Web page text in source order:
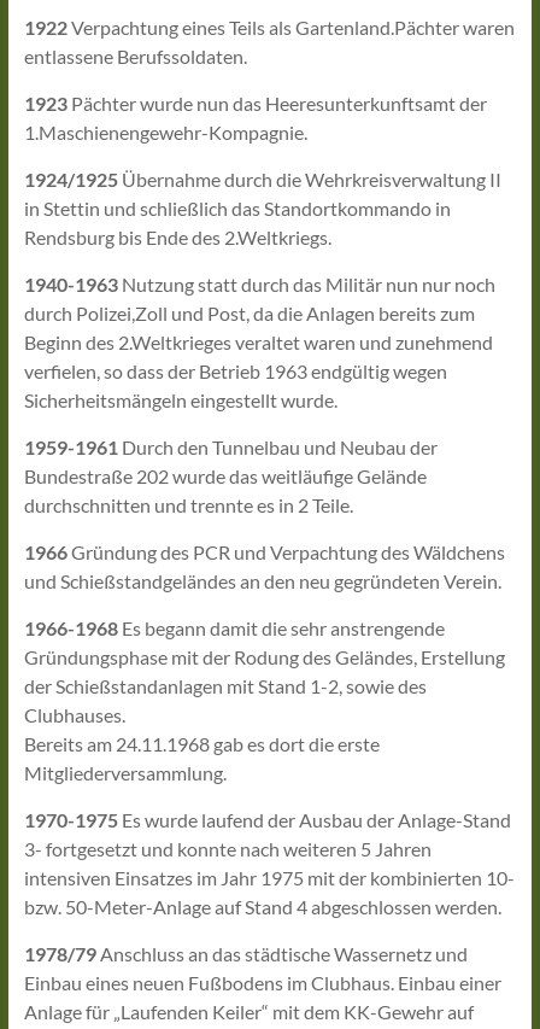
1922Verpachtung eines Teils als Gartenland.Pächter waren
entlassene Berufssoldaten.
1923Pächter wurde nun das Heeresunterkunftsamt der
1.Maschienengewehr-Kompagnie.
1924/1925Übernahme durch die Wehrkreisverwaltung II
in Stettin und schließlich das Standortkommando in
Rendsburg bis Ende des 2.Weltkriegs.
1940-1963Nutzung statt durch das Militär nun nur noch
durch Polizei,Zoll und Post, da die Anlagen bereits zum
Beginn des 2.Weltkrieges veraltet waren und zunehmend
verfielen, so dass der Betrieb 1963 endgültig wegen
Sicherheitsmängeln eingestellt wurde.
1959-1961Durch den Tunnelbau und Neubau der
Bundestraße 202 wurde das weitläufige Gelände
durchschnitten und trennte es in 2 Teile.
1966Gründung des PCR und Verpachtung des Wäldchens
und Schießstandgeländes an den neu gegründeten Verein.
1966-1968Es begann damit die sehr anstrengende
Gründungsphase mit der Rodung des Geländes, Erstellung
der Schießstandanlagen mit Stand 1-2, sowie des
Clubhauses.
Bereits am 24.11.1968 gab es dort die erste
Mitgliederversammlung.
1970-1975Es wurde laufend der Ausbau der Anlage-Stand
3- fortgesetzt und konnte nach weiteren 5 Jahren
intensiven Einsatzes im Jahr 1975 mit der kombinierten 10-
bzw. 50-Meter-Anlage auf Stand 4 abgeschlossen werden.
1978/79Anschluss an das städtische Wassernetz und
Einbau eines neuen Fußbodens im Clubhaus. Einbau einer
Anlage für „Laufenden Keiler“ mit dem KK-Gewehr auf